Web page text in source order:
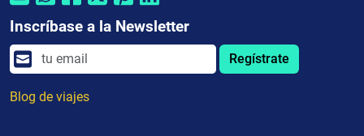
Inscríbase a la Newsletter
Regístrate
Blog de viajes